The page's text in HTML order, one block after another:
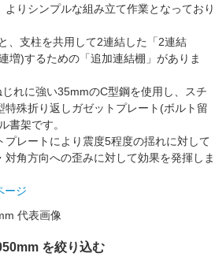
りシンプルな組み立て作業となっており
、支柱を共用して2連結した「2連結
増)するための「追加連結棚 」がありま
れに強い35mmのC型鋼を使用し、スチ
特殊折り返しガゼットプレート(ボルト留
書架です。
レートにより震度5程度の揺れに対して
対角方向への歪みに対して効果を発揮しま
ージ
を絞り込む